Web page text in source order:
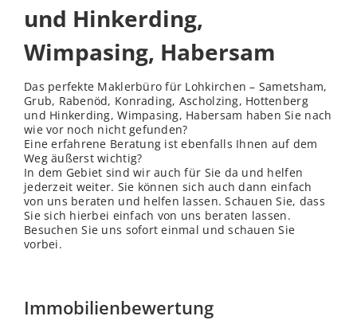
und Hinkerding,
Wimpasing, Habersam
Das perfekte Maklerbüro für Lohkirchen – Sametsham,
Grub, Rabenöd, Konrading, Ascholzing, Hottenberg
und Hinkerding, Wimpasing, Habersam haben Sie nach
wie vor noch nicht gefunden?
Eine erfahrene Beratung ist ebenfalls Ihnen auf dem
Weg äußerst wichtig?
In dem Gebiet sind wir auch für Sie da und helfen
jederzeit weiter. Sie können sich auch dann einfach
von uns beraten und helfen lassen. Schauen Sie, dass
Sie sich hierbei einfach von uns beraten lassen.
Besuchen Sie uns sofort einmal und schauen Sie
vorbei.
Immobilienbewertung